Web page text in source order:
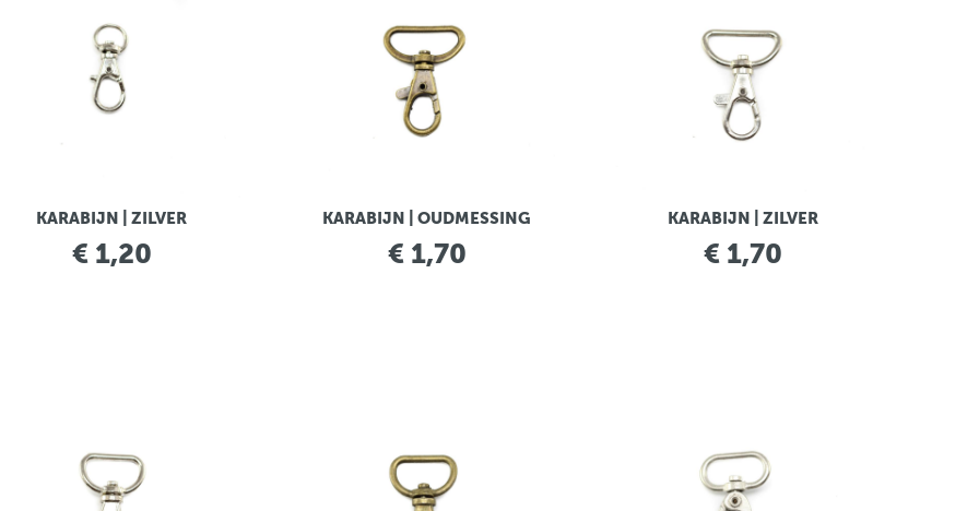
KARABIJN | ZILVER
€ 1,20
KARABIJN | OUDMESSING
€ 1,70
KARABIJN | ZILVER
€ 1,70